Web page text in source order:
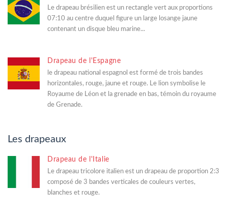
Le drapeau brésilien est un rectangle vert aux proportions
07:10 au centre duquel figure un large losange jaune
contenant un disque bleu marine...
Drapeau de l'Espagne
le drapeau national espagnol est formé de trois bandes
horizontales, rouge, jaune et rouge. Le lion symbolise le
Royaume de Léon et la grenade en bas, témoin du royaume
de Grenade.
Les drapeaux
Drapeau de l'Italie
Le drapeau tricolore italien est un drapeau de proportion 2:3
composé de 3 bandes verticales de couleurs vertes,
blanches et rouge.